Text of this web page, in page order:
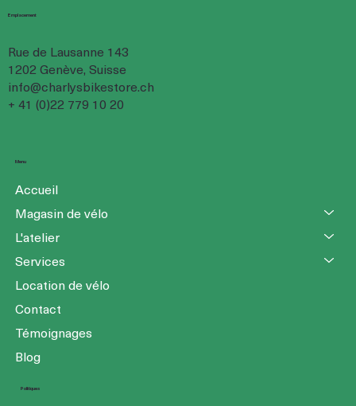
Emplacement
Rue de Lausanne 143
1202 Genève, Suisse
info@charlysbikestore.ch
+ 41 (0)22 779 10 20
Menu
Accueil
Magasin de vélo
L'atelier
Services
Location de vélo
Contact
Témoignages
Blog
Politiques